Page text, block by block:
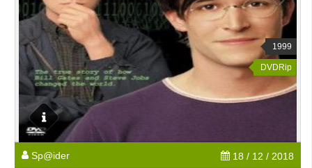
1999
DVDRip
Sp@ider 18 / 12 / 2018